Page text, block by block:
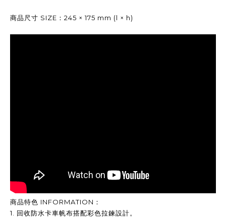
商品尺寸 SIZE：245 × 175 mm (l × h)
商品特色 INFORMATION：
1. 回收防水卡車帆布搭配彩色拉鍊設計。